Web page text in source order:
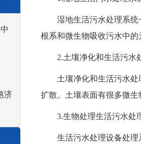
济
湿地生活污水处理系统一
根系和微生物吸收污水中的
2.土壤净化和生活污水
土壤净化和生活污水处理
扩散。土壤表面有很多微
3.生物处理生活污水处
生活污水处理设备处理系